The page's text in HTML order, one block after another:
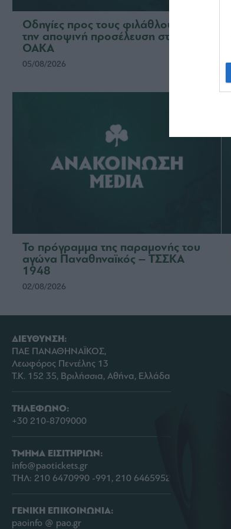
Οδηγίες προς τους φιλάθλους για
την αποψινή προσέλευση στο
ΟΑΚΑ
05/08/2026
Το πρόγραμμα της παραμονής του
αγώνα Παναθηναϊκός – ΤΣΣΚΑ
1948
02/08/2026
ΔΙΕΥΘΥΝΣΗ:
ΠΑΕ ΠΑΝΑΘΗΝΑΪΚΟΣ,
Λεωφόρος Πεντέλης 13
Τ.Κ. 152 35, Βριλήσσια, Αθήνα, Ελλάδα
ΤΗΛΕΦΩΝΟ:
+30 210-8709000
ΤΜΗΜΑ ΕΙΣΙΤΗΡΙΩΝ:
info@paotickets.gr
ΤΗΛ: 210 6470990 -991, 210 6465952
ΓΕΝΙΚΗ ΕΠΙΚΟΙΝΩΝΙΑ:
paoinfo @ pao.gr